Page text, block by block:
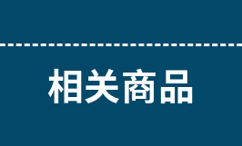
相关商品